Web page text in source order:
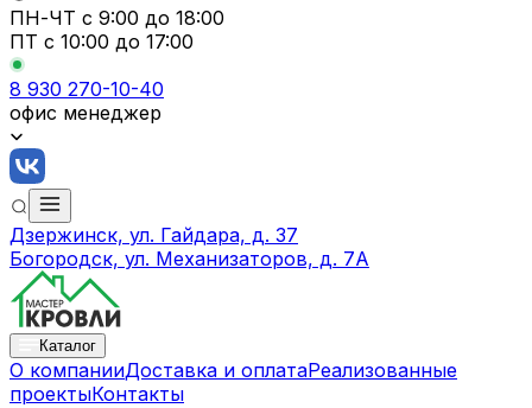
ПН-ЧТ с 9:00 до 18:00
ПТ с 10:00 до 17:00
8 930 270-10-40
офис менеджер
Дзержинск, ул. Гайдара, д. 37
Богородск, ул. Механизаторов, д. 7А
Каталог
О компанииДоставка и оплатаРеализованные
проектыКонтакты